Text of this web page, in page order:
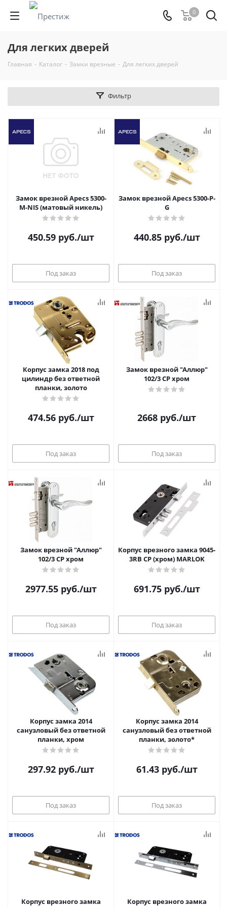
0
Для легких дверей
Главная - Каталог - Замки врезные - Для легких дверей
Фильтр
Замок врезной Apecs 5300-
M-NIS (матовый никель)
450.59руб./шт
Под заказ
Замок врезной Apecs 5300-Р-
G
440.85руб./шт
Под заказ
Корпус замка 2018 под
цилиндр без ответной
планки, золото
474.56руб./шт
Под заказ
Замок врезной "Аллюр"
102/3 СР хром
2668 руб./шт
Под заказ
Замок врезной "Аллюр"
102/3 СР хром
2977.55руб./шт
Под заказ
Корпус врезного замка 9045-
3RB CP (хром) MARLOK
691.75руб./шт
Под заказ
Корпус замка 2014
санузловый без ответной
планки, хром
297.92руб./шт
Под заказ
Корпус замка 2014
санузловый без ответной
планки, золото*
61.43руб./шт
Под заказ
Корпус врезного замка
Корпус врезного замка